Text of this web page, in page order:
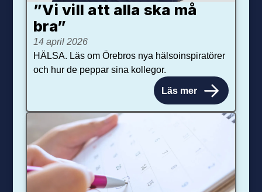
”Vi vill att alla ska må
bra”
14 april 2026
HÄLSA. Läs om Örebros nya hälsoinspiratörer
och hur de peppar sina kollegor.
Läs mer